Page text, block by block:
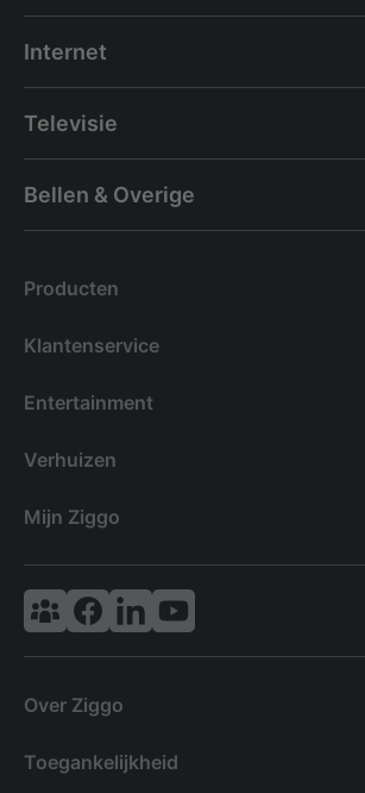
Internet
Televisie
Bellen & Overige
Producten
Klantenservice
Entertainment
Verhuizen
Mijn Ziggo
Vodafone & Ziggo Community
Ziggo Facebook
VodafoneZiggo LinkedIn
Ziggo YouTube
Over Ziggo
Toegankelijkheid